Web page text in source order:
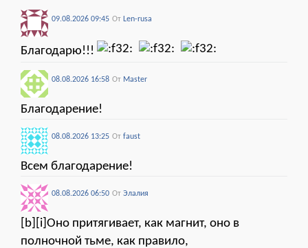
09.08.2026 09:45 От Len-rusa
Благодарю!!!
08.08.2026 16:58 От Мaster
Благодарение!
08.08.2026 13:25 От faust
Всем благодарение!
08.08.2026 06:50 От Элалия
[b][i]Оно притягивает, как магнит, оно в
полночной тьме, как правило,